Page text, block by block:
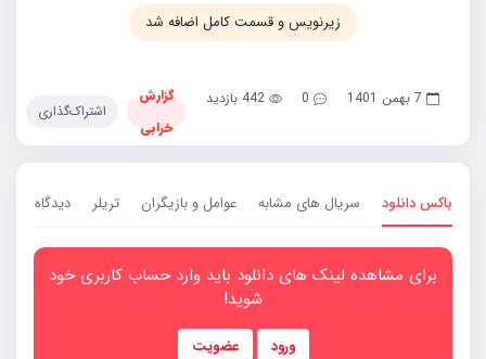
زیرنویس و قسمت کامل اضافه شد
7 بهمن 1401 0 442 بازدید
گزارش
خرابی
اشتراک‌گذاری
باکس دانلود سریال های مشابه عوامل و بازیگران تریلر دیدگاه ها
برای مشاهده لینک های دانلود باید وارد حساب کاربری خود
شوید!
ورود عضویت